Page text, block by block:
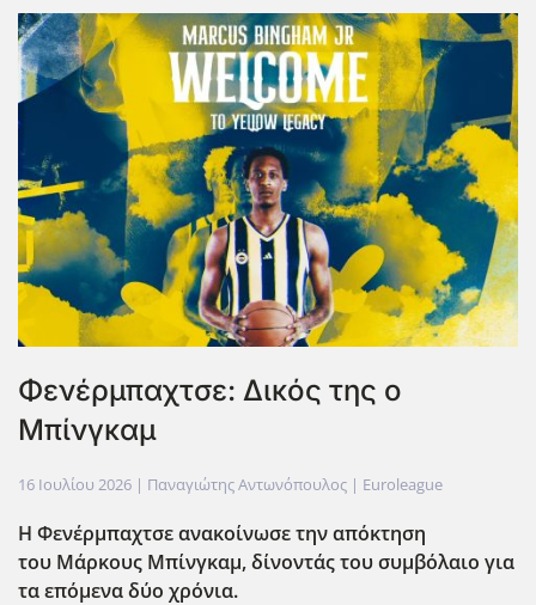
Φενέρμπαχτσε: Δικός της ο
Μπίνγκαμ
16 Ιουλίου 2026 | Παναγιώτης Αντωνόπουλος | Euroleague
Η Φενέρμπαχτσε ανακοίνωσε την απόκτηση
του Μάρκους Μπίνγκαμ, δίνοντάς του συμβόλαιο για
τα επόμενα δύο χρόνια.